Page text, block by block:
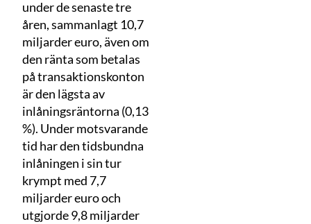
under de senaste tre
åren, sammanlagt 10,7
miljarder euro, även om
den ränta som betalas
på transaktionskonton
är den lägsta av
inlåningsräntorna (0,13
%). Under motsvarande
tid har den tidsbundna
inlåningen i sin tur
krympt med 7,7
miljarder euro och
utgjorde 9,8 miljarder